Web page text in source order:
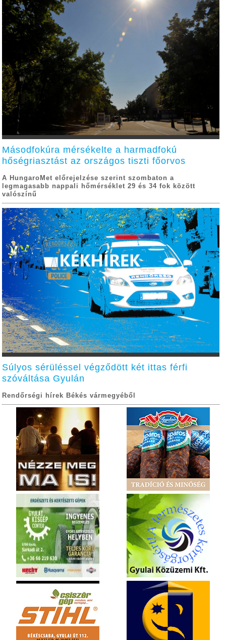
Másodfokúra mérsékelte a harmadfokú
hőségriasztást az országos tiszti főorvos
A HungaroMet előrejelzése szerint szombaton a
legmagasabb nappali hőmérséklet 29 és 34 fok között
valószínű
Súlyos sérüléssel végződött két ittas férfi
szóváltása Gyulán
Rendőrségi hírek Békés vármegyéből